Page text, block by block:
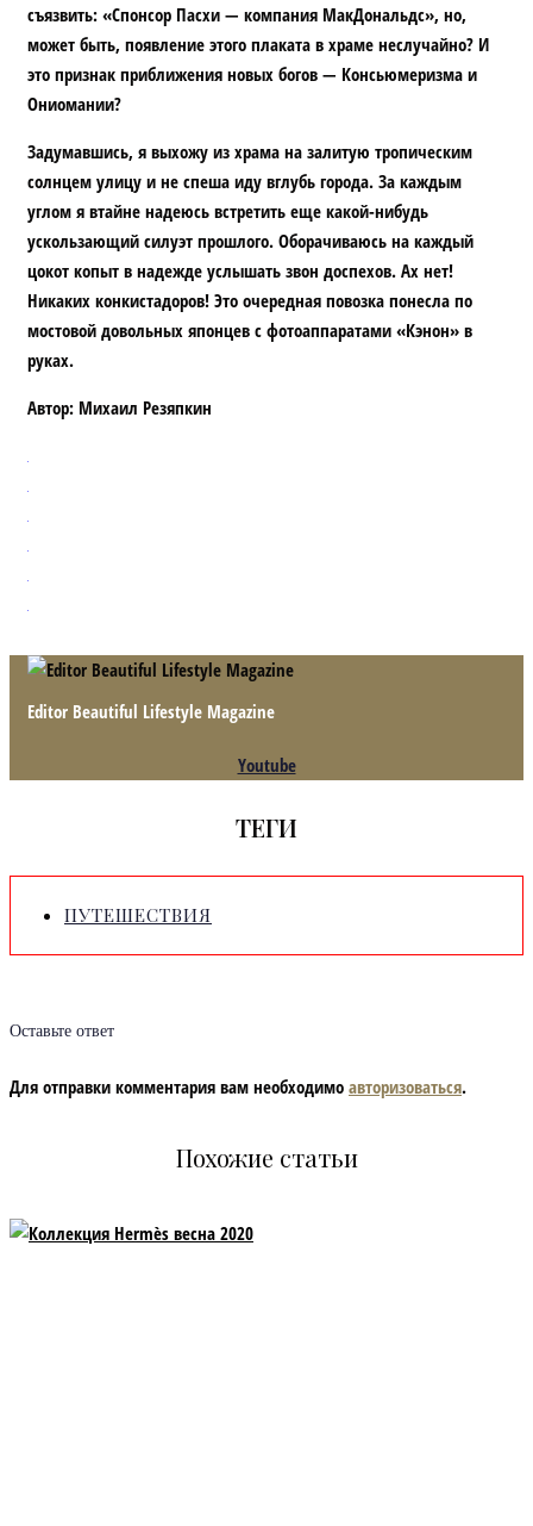
съязвить: «Спонсор Пасхи — компания МакДональдс», но,
может быть, появление этого плаката в храме неслучайно? И
это признак приближения новых богов — Консьюмеризма и
Ониомании?
Задумавшись, я выхожу из храма на залитую тропическим
солнцем улицу и не спеша иду вглубь города. За каждым
углом я втайне надеюсь встретить еще какой-нибудь
ускользающий силуэт прошлого. Оборачиваюсь на каждый
цокот копыт в надежде услышать звон доспехов. Ах нет!
Никаких конкистадоров! Это очередная повозка понесла по
мостовой довольных японцев с фотоаппаратами «Кэнон» в
руках.
Автор: Михаил Резяпкин
Editor Beautiful Lifestyle Magazine
Youtube
ТЕГИ
ПУТЕШЕСТВИЯ
Оставьте ответ
Для отправки комментария вам необходимо авторизоваться.
Похожие статьи